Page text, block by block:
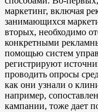
маркетинг, включая
занимающихся
вторых, необходимо
конкретными
помощью систем
регистрируют
проводить опросы
как они узнали о
например,
кампании, тоже дает